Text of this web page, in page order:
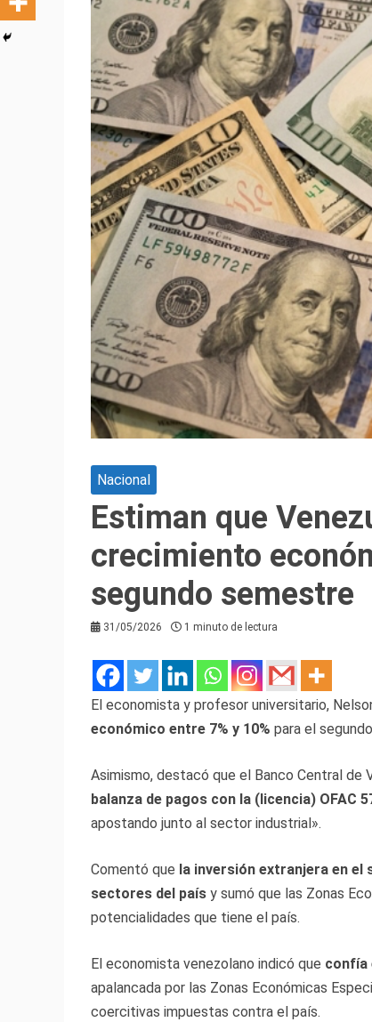
Nacional
Estiman que
crecimiento
segundo semestre
31/05/2026 1 minuto de lectura
El economista y profesor universitario,
económico entre 7% y 10% para el
Asimismo, destacó que el Banco Central de
balanza de pagos con la (licencia) OFAC
apostando junto al sector industrial».
Comentó que la inversión extranjera en
sectores del país y sumó que las Zonas
potencialidades que tiene el país.
El economista venezolano indicó que confía
apalancada por las Zonas Económicas
coercitivas impuestas contra el país.